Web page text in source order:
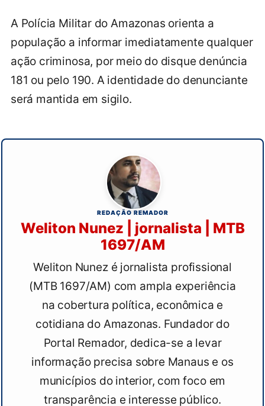
A Polícia Militar do Amazonas orienta a
população a informar imediatamente qualquer
ação criminosa, por meio do disque denúncia
181 ou pelo 190. A identidade do denunciante
será mantida em sigilo.
REDAÇÃO REMADOR
Weliton Nunez | jornalista | MTB
1697/AM
Weliton Nunez é jornalista profissional
(MTB 1697/AM) com ampla experiência
na cobertura política, econômica e
cotidiana do Amazonas. Fundador do
Portal Remador, dedica-se a levar
informação precisa sobre Manaus e os
municípios do interior, com foco em
transparência e interesse público.